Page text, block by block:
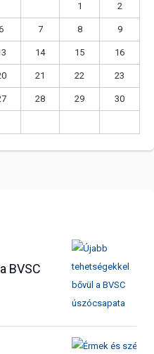
1 2
7 8 9
14 15 16
21 22 23
28 29 30
BVSC